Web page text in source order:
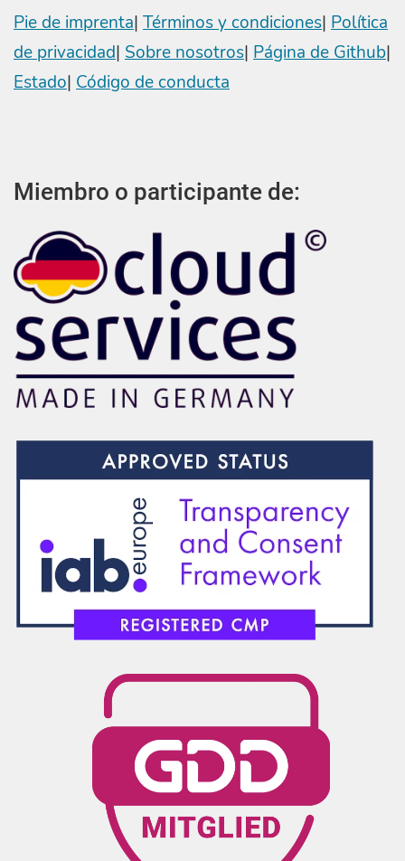
Pie de imprenta| Términos y condiciones| Política
de privacidad| Sobre nosotros| Página de Github|
Estado| Código de conducta
Miembro o participante de: